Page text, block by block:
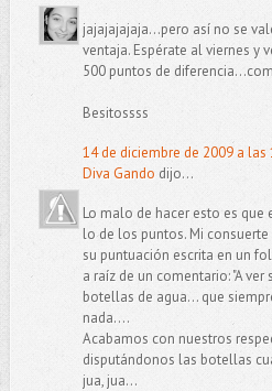
jajajajajaja...pero así no se
ventaja. Espérate al viernes y
500 puntos de
Besitossss
14 de diciembre de 2009 a las
Diva Gando dijo...
Lo malo de hacer esto es
lo de los puntos. Mi
su puntuación escrita en un
a raíz de un comentario: "A
botellas de agua... que
nada....
Acabamos con nuestros
disputándonos las botellas
jua, jua...